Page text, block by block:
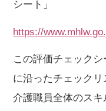
シート」
https://
この評価チェック
に沿ったチェックリ
介護職員全体のス